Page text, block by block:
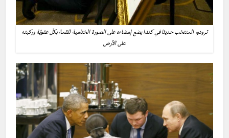
ترودو، المنتخب حديثا في كندا يضع إمضاءه على الصورة الختامية للقمة بكلّ عفويّة وركبته
على الأرض